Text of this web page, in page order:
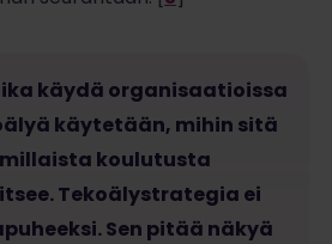
käydä organisaatioissa
käytetään, mihin sitä
koulutusta
Tekoälystrategia ei
Sen pitää näkyä